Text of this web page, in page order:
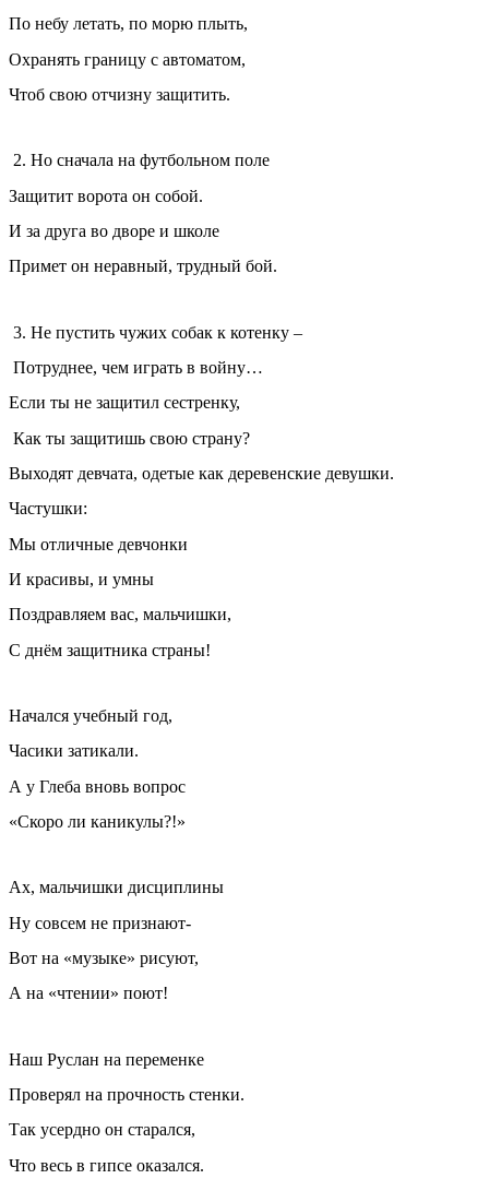
По небу летать, по морю плыть,
Охранять границу с автоматом,
Чтоб свою отчизну защитить.
2. Но сначала на футбольном поле
Защитит ворота он собой.
И за друга во дворе и школе
Примет он неравный, трудный бой.
3. Не пустить чужих собак к котенку –
Потруднее, чем играть в войну…
Если ты не защитил сестренку,
Как ты защитишь свою страну?
Выходят девчата, одетые как деревенские девушки.
Частушки:
Мы отличные девчонки
И красивы, и умны
Поздравляем вас, мальчишки,
С днём защитника страны!
Начался учебный год,
Часики затикали.
А у Глеба вновь вопрос
«Скоро ли каникулы?!»
Ах, мальчишки дисциплины
Ну совсем не признают-
Вот на «музыке» рисуют,
А на «чтении» поют!
Наш Руслан на переменке
Проверял на прочность стенки.
Так усердно он старался,
Что весь в гипсе оказался.